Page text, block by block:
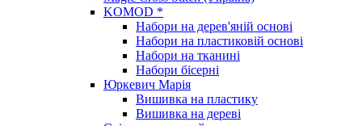
KOMOD *
Набори на дерев'яній основі
Набори на пластиковій основі
Набори на тканині
Набори бісерні
Юркевич Марія
Вишивка на пластику
Вишивка на дереві